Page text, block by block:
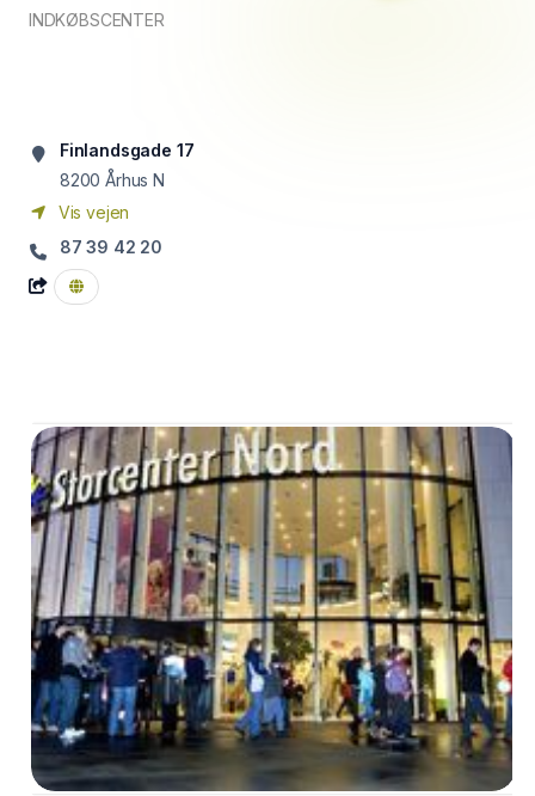
INDKØBSCENTER
Finlandsgade 17
8200 Århus N
Vis vejen
87 39 42 20